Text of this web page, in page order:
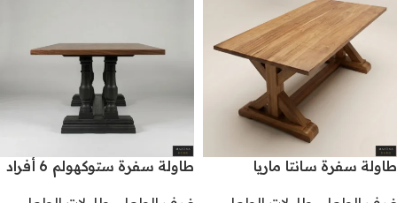
طاولة سفرة سانتا ماريا طاولة سفرة ستوكهولم 6 أفراد